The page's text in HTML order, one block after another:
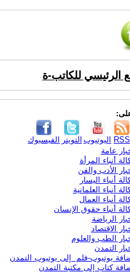
الرئيسي للكاتب-ة
الفيسبوك التويتر اليوتيوب RSS
عامة
أنباء المرأة
الأدب والفن
أنباء اليسار
أنباء العلمانية
أنباء العمال
أنباء حقوق الإنسان
الرياضة
الاقتصاد
الطب والعلوم
التمدن
يوتيوب-فلم إلى يوتيوب التمدن
كتاب إلى مكتبة التمدن